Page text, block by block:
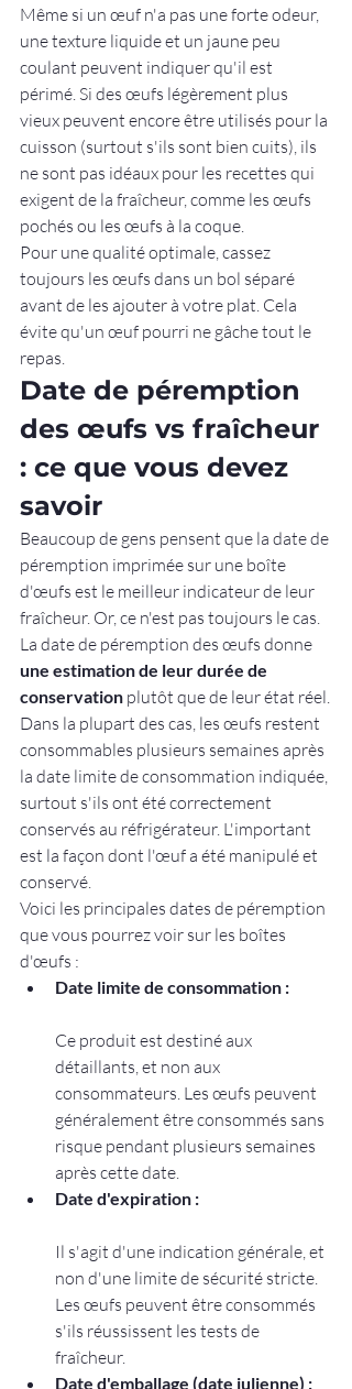
Même si un œuf n'a pas une forte odeur,
une texture liquide et un jaune peu
coulant peuvent indiquer qu'il est
périmé. Si des œufs légèrement plus
vieux peuvent encore être utilisés pour la
cuisson (surtout s'ils sont bien cuits), ils
ne sont pas idéaux pour les recettes qui
exigent de la fraîcheur, comme les œufs
pochés ou les œufs à la coque.
Pour une qualité optimale, cassez
toujours les œufs dans un bol séparé
avant de les ajouter à votre plat. Cela
évite qu'un œuf pourri ne gâche tout le
repas.
Date de péremption
des œufs vs fraîcheur
: ce que vous devez
savoir
Beaucoup de gens pensent que la date de
péremption imprimée sur une boîte
d'œufs est le meilleur indicateur de leur
fraîcheur. Or, ce n'est pas toujours le cas.
La date de péremption des œufs donne
une estimation de leur durée de
conservation plutôt que de leur état réel.
Dans la plupart des cas, les œufs restent
consommables plusieurs semaines après
la date limite de consommation indiquée,
surtout s'ils ont été correctement
conservés au réfrigérateur. L'important
est la façon dont l'œuf a été manipulé et
conservé.
Voici les principales dates de péremption
que vous pourrez voir sur les boîtes
d'œufs :
Date limite de consommation :
Ce produit est destiné aux
détaillants, et non aux
consommateurs. Les œufs peuvent
généralement être consommés sans
risque pendant plusieurs semaines
après cette date.
Date d'expiration :
Il s'agit d'une indication générale, et
non d'une limite de sécurité stricte.
Les œufs peuvent être consommés
s'ils réussissent les tests de
fraîcheur.
Date d'emballage (date julienne) :